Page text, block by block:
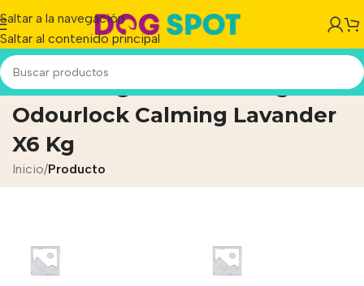
Saltar a la navegación
Saltar al contenido principal
Piedras Aglomerante P-gato
Odourlock Calming Lavander
X6 Kg
Inicio/Producto